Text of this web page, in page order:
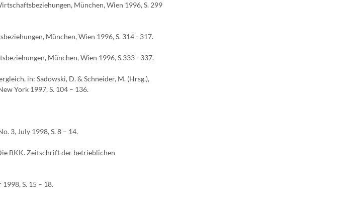
München, Wien 1996, S. 299
München, Wien 1996, S. 314 - 317.
München, Wien 1996, S.333 - 337.
in: Sadowski, D. & Schneider, M. (Hrsg.),
York 1997, S. 104 – 136.
3, July 1998, S. 8 – 14.
BKK. Zeitschrift der betrieblichen
S. 15 – 18.